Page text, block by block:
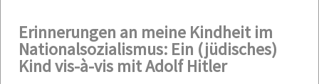
Erinnerungen an meine Kindheit im
Nationalsozialismus: Ein (jüdisches)
Kind vis-à-vis mit Adolf Hitler